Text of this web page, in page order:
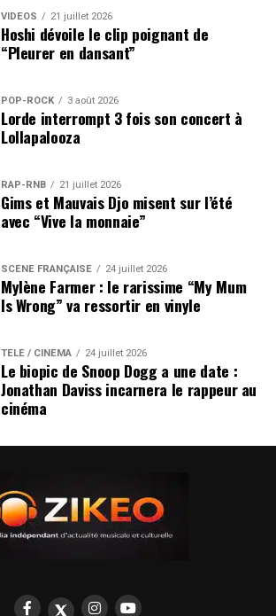
VIDEOS 21 juillet 2026
Hoshi dévoile le clip poignant de
“Pleurer en dansant”
POP-ROCK 3 août 2026
Lorde interrompt 3 fois son concert à
Lollapalooza
RAP-RNB 21 juillet 2026
Gims et Mauvais Djo misent sur l’été
avec “Vive la monnaie”
SCÈNE FRANÇAISE 24 juillet 2026
Mylène Farmer : le rarissime “My Mum
Is Wrong” va ressortir en vinyle
TÉLÉ / CINÉMA 24 juillet 2026
Le biopic de Snoop Dogg a une date :
Jonathan Daviss incarnera le rappeur au
cinéma